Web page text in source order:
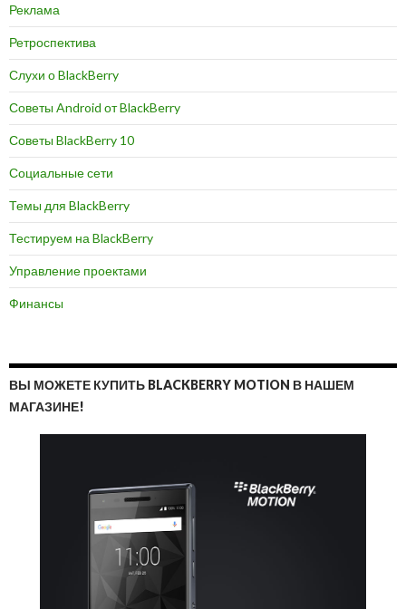
Реклама
Ретроспектива
Слухи о BlackBerry
Советы Android от BlackBerry
Советы BlackBerry 10
Социальные сети
Темы для BlackBerry
Тестируем на BlackBerry
Управление проектами
Финансы
ВЫ МОЖЕТЕ КУПИТЬ BLACKBERRY MOTION В НАШЕМ
МАГАЗИНЕ!